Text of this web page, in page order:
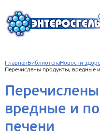
Главная БиблиотекаНовости
Перечислены продукты, вредные
вредные и
печени